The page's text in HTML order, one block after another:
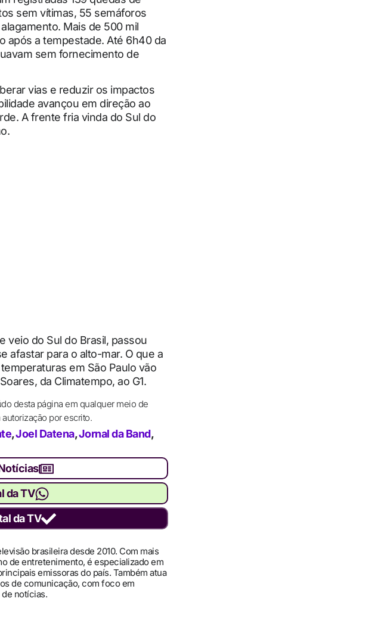
sem vítimas, 55 semáforos
Mais de 500 mil
após a tempestade. Até 6h40 da
sem fornecimento de
vias e reduzir os impactos
avançou em direção ao
A frente fria vinda do Sul do
veio do Sul do Brasil, passou
afastar para o alto-mar. O que a
em São Paulo vão
da Climatempo, ao G1.
desta página em qualquer meio de
por escrito.
,Joel Datena,Jornal da Band,
da TV
da TV
brasileira desde 2010. Com mais
de entretenimento, é especializado em
emissoras do país. Também atua
de comunicação, com foco em
notícias.